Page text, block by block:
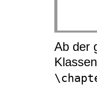
Ab der
Klassen